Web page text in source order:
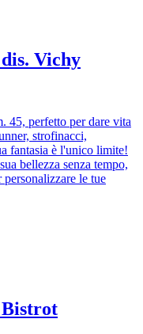
Vichy
45, perfetto per dare vita
strofinacci,
fantasia è l'unico limite!
bellezza senza tempo,
le tue
Bistrot